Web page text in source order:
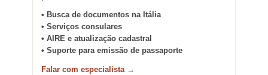
• Busca de documentos na Itália
• Serviços consulares
• AIRE e atualização cadastral
• Suporte para emissão de passaporte
Falar com especialista →